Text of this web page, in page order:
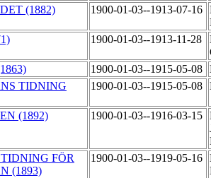
(1882)
1900-01-03--1913-07-16
1900-01-03--1913-11-28
1900-01-03--1915-05-08
TIDNING
1900-01-03--1915-05-08
(1892) 1900-01-03--1916-03-15
FÖR
(1893)
1900-01-03--1919-05-16